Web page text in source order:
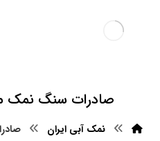
صادرات سنگ نمک
نمک آبی ایران